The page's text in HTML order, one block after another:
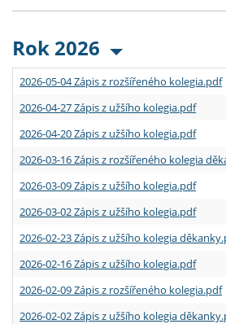
Rok 2026
2026-05-04 Zápis z rozšířeného kolegia.pdf
2026-04-27 Zápis z užšího kolegia.pdf
2026-04-20 Zápis z užšího kolegia.pdf
2026-03-16 Zápis z rozšířeného kolegia
2026-03-09 Zápis z užšího kolegia.pdf
2026-03-02 Zápis z užšího kolegia.pdf
2026-02-23 Zápis z užšího kolegia
2026-02-16 Zápis z užšího kolegia.pdf
2026-02-09 Zápis z rozšířeného kolegia.pdf
2026-02-02 Zápis z užšího kolegia